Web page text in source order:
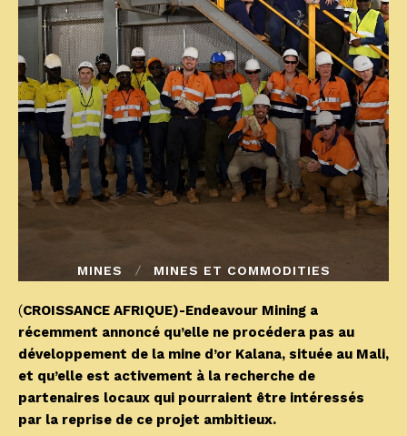
MINES MINES ET COMMODITIES
(CROISSANCE AFRIQUE)-Endeavour Mining a
récemment annoncé qu’elle ne procédera pas au
développement de la mine d’or Kalana, située au Mali,
et qu’elle est activement à la recherche de
partenaires locaux qui pourraient être intéressés
par la reprise de ce projet ambitieux.